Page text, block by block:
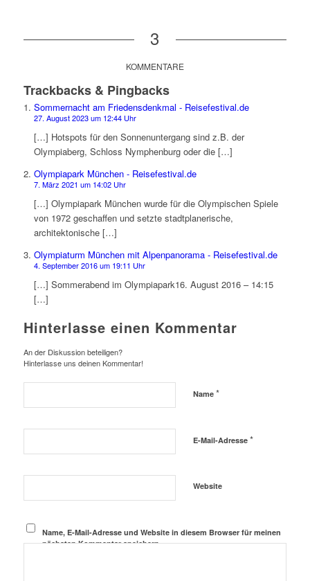
3
KOMMENTARE
Trackbacks & Pingbacks
Sommernacht am Friedensdenkmal - Reisefestival.de
27. August 2023 um 12:44 Uhr
[…] Hotspots für den Sonnenuntergang sind z.B. der
Olympiaberg, Schloss Nymphenburg oder die […]
Olympiapark München - Reisefestival.de
7. März 2021 um 14:02 Uhr
[…] Olympiapark München wurde für die Olympischen Spiele
von 1972 geschaffen und setzte stadtplanerische,
architektonische […]
Olympiaturm München mit Alpenpanorama - Reisefestival.de
4. September 2016 um 19:11 Uhr
[…] Sommerabend im Olympiapark16. August 2016 – 14:15
[…]
Hinterlasse einen Kommentar
An der Diskussion beteiligen?
Hinterlasse uns deinen Kommentar!
Name *
E-Mail-Adresse *
Website
Name, E-Mail-Adresse und Website in diesem Browser für meinen
nächsten Kommentar speichern.